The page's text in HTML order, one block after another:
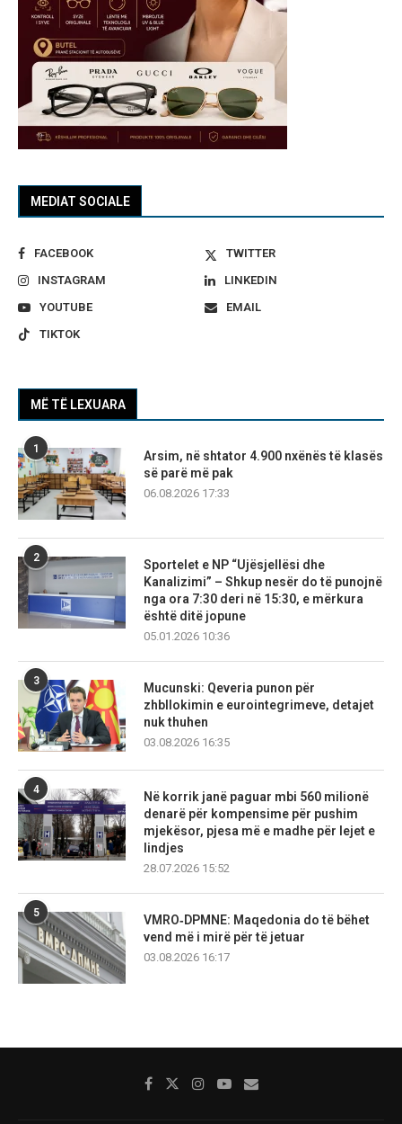
MEDIAT SOCIALE
FACEBOOK
TWITTER
INSTAGRAM
LINKEDIN
YOUTUBE
EMAIL
TIKTOK
MË TË LEXUARA
1
Arsim, në shtator 4.900 nxënës të klasës
së parë më pak
06.08.2026 17:33
2
Sportelet e NP “Ujësjellësi dhe
Kanalizimi” – Shkup nesër do të punojnë
nga ora 7:30 deri në 15:30, e mërkura
është ditë jopune
05.01.2026 10:36
3
Mucunski: Qeveria punon për
zhbllokimin e eurointegrimeve, detajet
nuk thuhen
03.08.2026 16:35
4
Në korrik janë paguar mbi 560 milionë
denarë për kompensime për pushim
mjekësor, pjesa më e madhe për lejet e
lindjes
28.07.2026 15:52
5
VMRO‑DPMNE: Maqedonia do të bëhet
vend më i mirë për të jetuar
03.08.2026 16:17